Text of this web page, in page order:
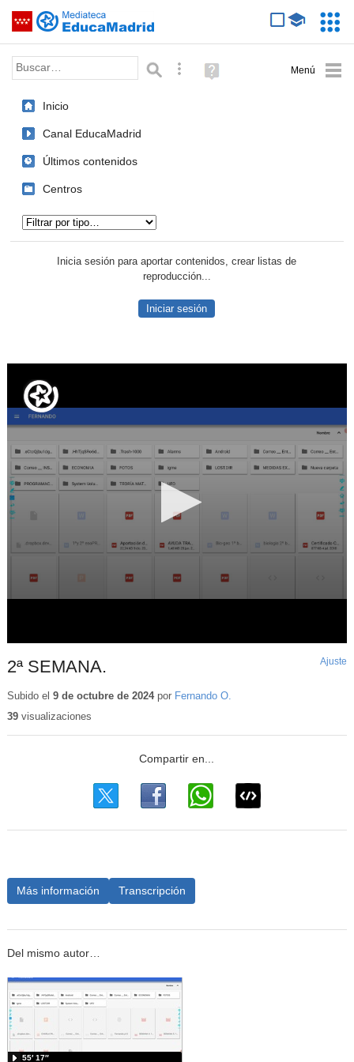
Saltar navegación
Palabra o frase: Búsqueda avanzada
Ayuda
(en
Inicio
Canal EducaMadrid
Últimos contenidos
Centros
Inicia sesión para aportar contenidos, crear listas de
reproducción...
Iniciar sesión
2ª SEMANA. Ajuste
Subido el 9 de octubre de 2024por Fernando O.
39visualizaciones
Más información Transcripción
Del mismo autor…
55′ 17″